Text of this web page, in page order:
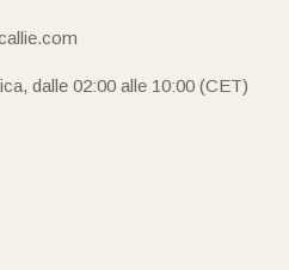
dalle 02:00 alle 10:00 (CET)